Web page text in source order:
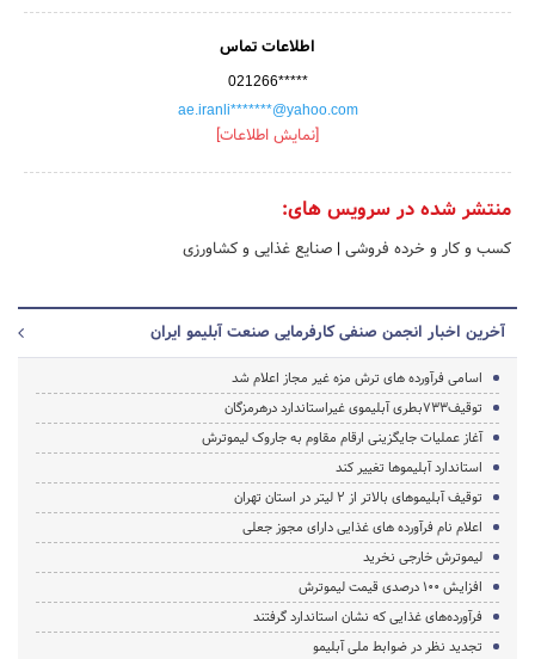
اطلاعات تماس
021266*****
ae.iranli*******@yahoo.com
[نمایش اطلاعات]
منتشر شده در سرویس های:
کسب و کار و خرده فروشی | صنایع غذایی و کشاورزی
آخرین اخبار انجمن صنفی کارفرمایی صنعت آبلیمو ایران
اسامی فرآورده های ترش مزه غیر مجاز اعلام شد
توقیف733بطری آبلیموی غیراستاندارد درهرمزگان
آغاز عملیات جایگزینی ارقام مقاوم به جاروک لیموترش
استاندارد آبلیموها تغییر کند
توقیف آبلیموهای بالاتر از 2 لیتر در استان تهران
اعلام نام فرآورده های غذایی دارای مجوز جعلی
لیموترش خارجی نخرید
افزایش 100 درصدی قیمت لیموترش
فرآورده‌های غذایی که نشان استاندارد گرفتند
تجدید نظر در ضوابط ملی آبلیمو